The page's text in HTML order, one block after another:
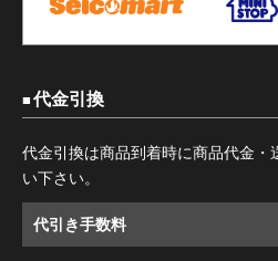
代金引換
代金引換は商品到着時に商品代金・
い下さい。
代引き手数料